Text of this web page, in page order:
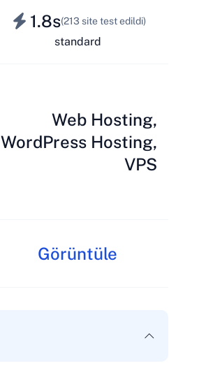
1.8s(213 site test edildi)
standard
Web Hosting,
WordPress Hosting,
VPS
Görüntüle